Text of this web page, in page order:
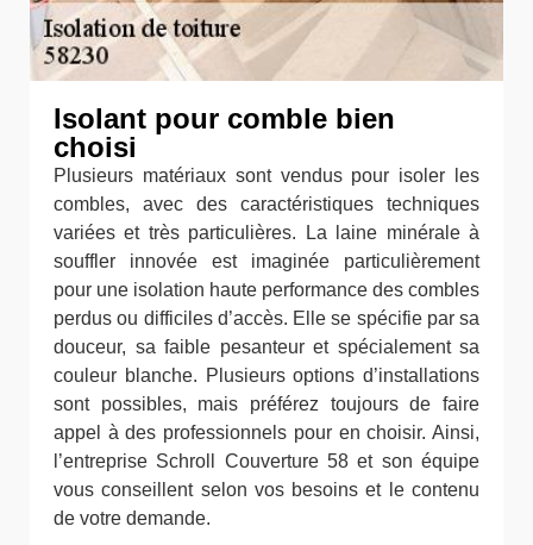
Isolant pour comble bien
choisi
Plusieurs matériaux sont vendus pour isoler les
combles, avec des caractéristiques techniques
variées et très particulières. La laine minérale à
souffler innovée est imaginée particulièrement
pour une isolation haute performance des combles
perdus ou difficiles d’accès. Elle se spécifie par sa
douceur, sa faible pesanteur et spécialement sa
couleur blanche. Plusieurs options d’installations
sont possibles, mais préférez toujours de faire
appel à des professionnels pour en choisir. Ainsi,
l’entreprise Schroll Couverture 58 et son équipe
vous conseillent selon vos besoins et le contenu
de votre demande.